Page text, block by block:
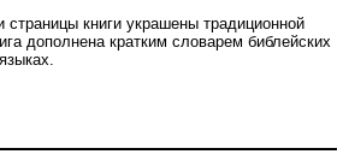
книги украшены традиционной
дополнена кратким словарем библейских